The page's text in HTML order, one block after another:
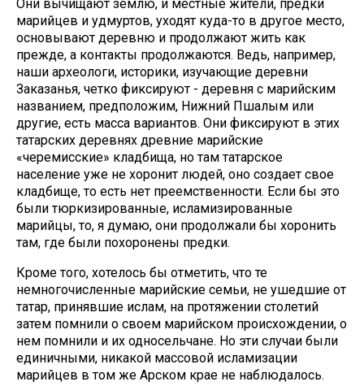
Они вычищают землю, и местные жители, предки
марийцев и удмуртов, уходят куда-то в другое место,
основывают деревню и продолжают жить как
прежде, а контакты продолжаются. Ведь, например,
наши археологи, историки, изучающие деревни
Заказанья, четко фиксируют - деревня с марийским
названием, предположим, Нижний Пшалым или
другие, есть масса вариантов. Они фиксируют в этих
татарских деревнях древние марийские
«черемисские» кладбища, но там татарское
население уже не хоронит людей, оно создает свое
кладбище, то есть нет преемственности. Если бы это
были тюркизированные, исламизированные
марийцы, то, я думаю, они продолжали бы хоронить
там, где были похоронены предки.
Кроме того, хотелось бы отметить, что те
немногочисленные марийские семьи, не ушедшие от
татар, принявшие ислам, на протяжении столетий
затем помнили о своем марийском происхождении, о
нем помнили и их односельчане. Но эти случаи были
единичными, никакой массовой исламизации
марийцев в том же Арском крае не наблюдалось.